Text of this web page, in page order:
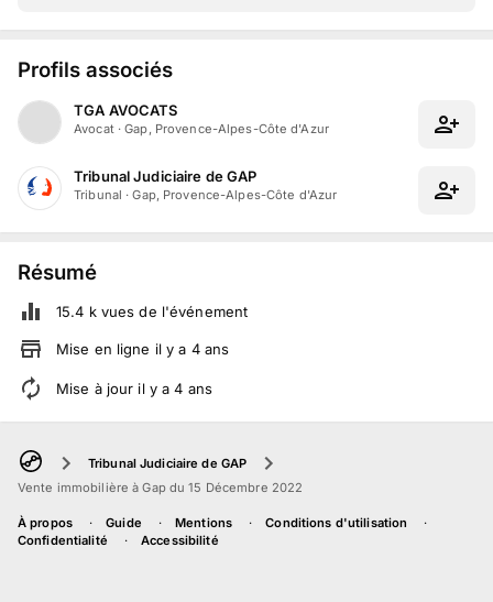
Profils associés
TGA AVOCATS
Avocat·Gap, Provence-Alpes-Côte d'Azur
Tribunal Judiciaire de GAP
Tribunal ·Gap, Provence-Alpes-Côte d'Azur
Résumé
15.4 kvues de l'événement
Mise en ligne il y a 4 ans
Mise à jour il y a4 ans
Tribunal Judiciaire de GAP
Vente immobilière à Gap du 15 Décembre 2022
À propos Guide Mentions
Conditions d'utilisation
Confidentialité
Accessibilité